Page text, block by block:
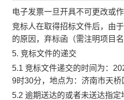
电子发票一旦开具不可更改或
竞标人在取得招标文件后，由
的原因，弃标函（需注明项目
5. 竞标文件的递交
5.1 竞标文件递交的时间为：
9时30分，地点为：济南市天桥
5.2 逾期送达的或者未送达指定